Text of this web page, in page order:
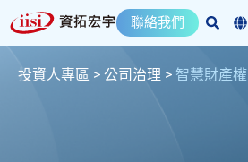
至
聯絡我們
投資人專區 > 公司治理 > 智慧財產權